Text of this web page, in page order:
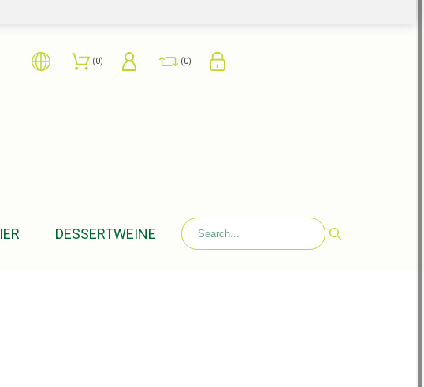
0 0
DESSERTWEINE